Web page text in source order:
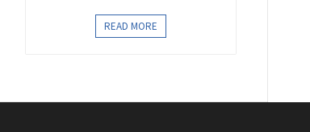
READ MORE